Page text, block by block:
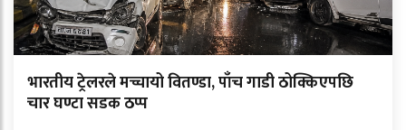
भारतीय ट्रेलरले मच्चायो वितण्डा, पाँच गाडी ठोक्किएपछि
चार घण्टा सडक ठप्प